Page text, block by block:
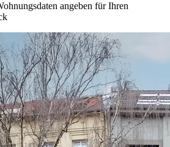
angeben für Ihren